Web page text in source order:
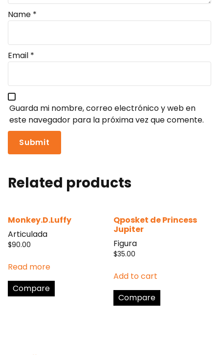
Name *
Email *
Guarda mi nombre, correo electrónico y web en
este navegador para la próxima vez que comente.
Related products
Monkey.D.Luffy
Articulada
$90.00
Read more
Compare
Qposket de Princess
Jupiter
Figura
$35.00
Add to cart
Compare